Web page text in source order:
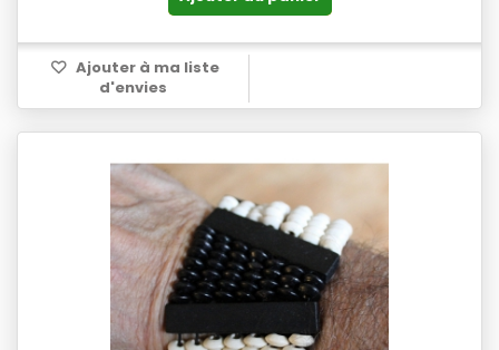
Ajouter à ma liste
d'envies